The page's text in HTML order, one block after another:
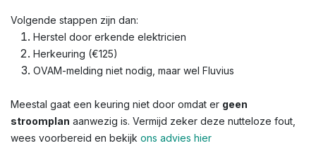
Volgende stappen zijn dan:
Herstel door erkende elektricien
Herkeuring (€125)
OVAM-melding niet nodig, maar wel Fluvius
Meestal gaat een keuring niet door omdat er geen
stroomplan aanwezig is. Vermijd zeker deze nutteloze fout,
wees voorbereid en bekijk ons advies hier